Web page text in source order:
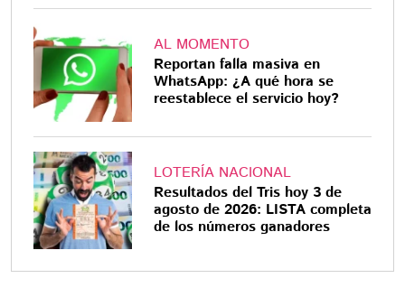
AL MOMENTO
Reportan falla masiva en
WhatsApp: ¿A qué hora se
reestablece el servicio hoy?
LOTERÍA NACIONAL
Resultados del Tris hoy 3 de
agosto de 2026: LISTA completa
de los números ganadores